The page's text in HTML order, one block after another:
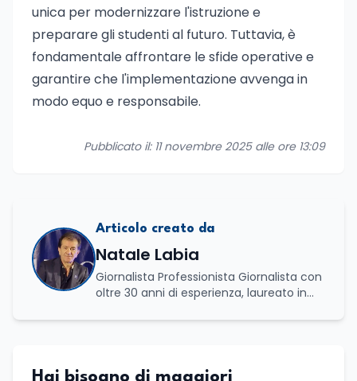
unica per modernizzare l'istruzione e
preparare gli studenti al futuro. Tuttavia, è
fondamentale affrontare le sfide operative e
garantire che l'implementazione avvenga in
modo equo e responsabile.
Pubblicato il: 11 novembre 2025 alle ore 13:09
Articolo creato da
Natale Labia
Giornalista Professionista Giornalista con
oltre 30 anni di esperienza, laureato in
all’Università La Sapienza di Roma,
occupo di politica e di economia. Per
Hai bisogno di maggiori